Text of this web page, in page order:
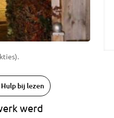
Hulp bij lezen
werd